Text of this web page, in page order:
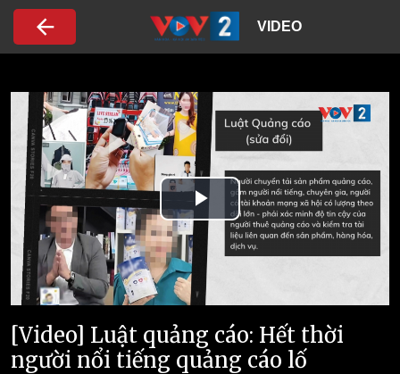
Nhảy đến nội dung
VIDEO
Play
Video
[Video] Luật quảng cáo: Hết thời
người nổi tiếng quảng cáo lố